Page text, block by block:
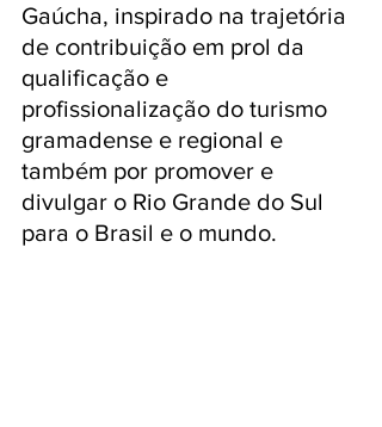
Gaúcha, inspirado na trajetória
de contribuição em prol da
qualificação e
profissionalização do turismo
gramadense e regional e
também por promover e
divulgar o Rio Grande do Sul
para o Brasil e o mundo.